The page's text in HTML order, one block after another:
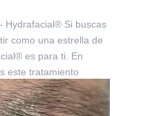
Hydrafacial® Si buscas
como una estrella de
es para ti. En
este tratamiento
mundo de la...